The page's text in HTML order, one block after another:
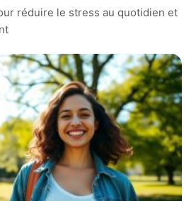
réduire le stress au quotidien et